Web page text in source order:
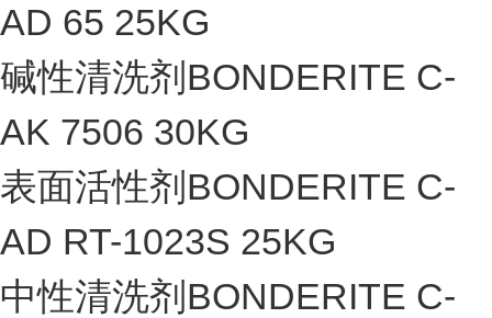
AD 65 25KG
碱性清洗剂BONDERITE C-
AK 7506 30KG
表面活性剂BONDERITE C-
AD RT-1023S 25KG
中性清洗剂BONDERITE C-